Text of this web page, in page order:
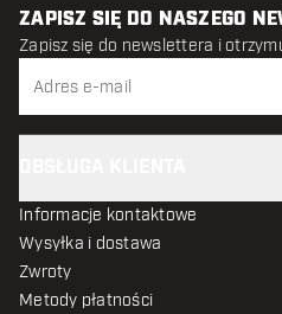
ZAPISZ SIĘ DO NASZEGO
Zapisz się do newslettera i
Informacje kontaktowe
Wysyłka i dostawa
Zwroty
Metody płatności